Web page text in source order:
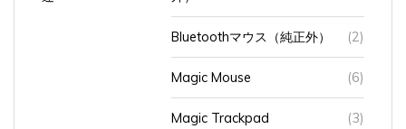
Bluetoothマウス（純正外） (2)
Magic Mouse (6)
Magic Trackpad (3)